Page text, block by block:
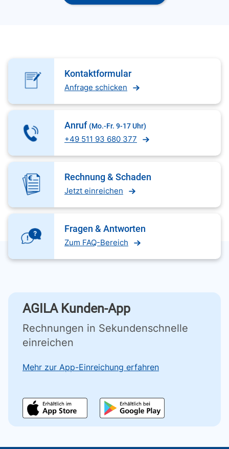
Kontaktformular
Anfrage schicken
Anruf (Mo.-Fr. 9-17 Uhr)
+49 511 93 680 377
Rechnung & Schaden
Jetzt einreichen
Fragen & Antworten
Zum FAQ-Bereich
AGILA Kunden-App
Rechnungen in Sekundenschnelle
einreichen
Mehr zur App-Einreichung erfahren